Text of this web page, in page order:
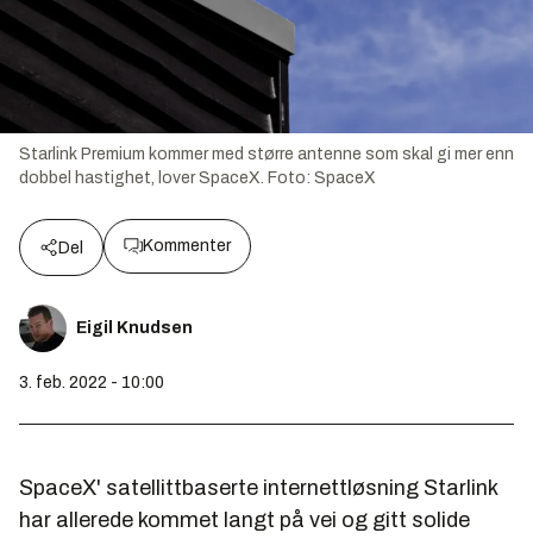
Starlink Premium kommer med større antenne som skal gi mer enn
dobbel hastighet, lover SpaceX. Foto: SpaceX
Del Kommenter
Eigil Knudsen
3. feb. 2022 - 10:00
SpaceX' satellittbaserte internettløsning Starlink
har allerede kommet langt på vei og gitt solide